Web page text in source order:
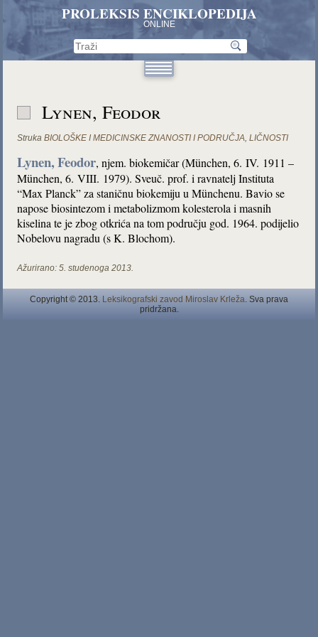
PROLEKSIS ENCIKLOPEDIJA
ONLINE
Lynen, Feodor
Struka BIOLOŠKE I MEDICINSKE ZNANOSTI I PODRUČJA,LIČNOSTI
Lynen, Feodor, njem. biokemičar (München, 6. IV. 1911 –
München, 6. VIII. 1979). Sveuč. prof. i ravnatelj Instituta
“Max Planck” za staničnu biokemiju u Münchenu. Bavio se
napose biosintezom i metabolizmom kolesterola i masnih
kiselina te je zbog otkrića na tom području god. 1964. podijelio
Nobelovu nagradu (s K. Blochom).
Ažurirano: 5. studenoga 2013.
Copyright © 2013. Leksikografski zavod Miroslav Krleža. Sva prava
pridržana.